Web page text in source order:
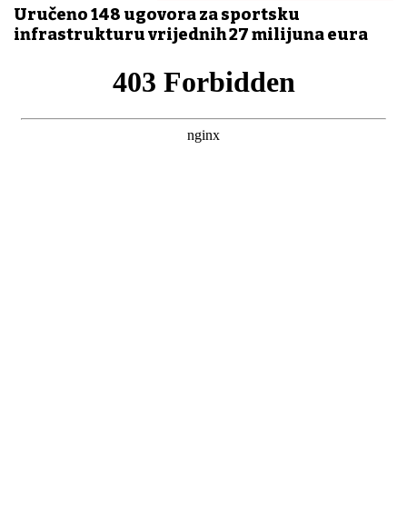
Uručeno 148 ugovora za sportsku
infrastrukturu vrijednih 27 milijuna eura